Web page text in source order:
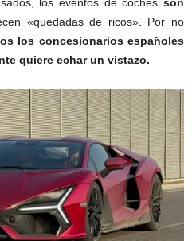
«quedadas de ricos». Por no
los concesionarios españoles
quiere echar un vistazo.